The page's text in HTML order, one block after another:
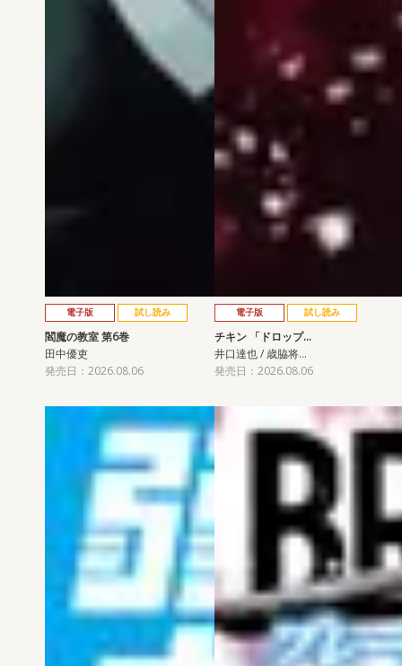
電子版 試し読み
閻魔の教室 第6巻
田中優吏
発売日：2026.08.06
電子版 試し読み
チキン 「ドロップ…
井口達也 / 歳脇将…
発売日：2026.08.06